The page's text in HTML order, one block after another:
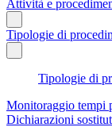
Attività e
Tipologie di
Tipologie di
Monitoraggio tempi
Dichiarazioni